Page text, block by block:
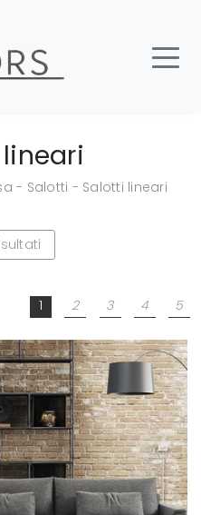
- Salotti - Salotti lineari
1 2 3 4 5